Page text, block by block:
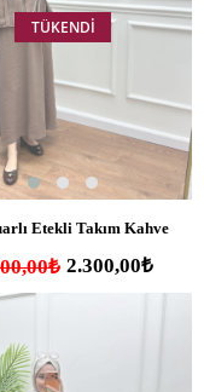
TÜKENDI
Etekli Takım Kahve
2.300,00₺